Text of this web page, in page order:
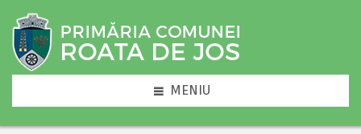
MENIU